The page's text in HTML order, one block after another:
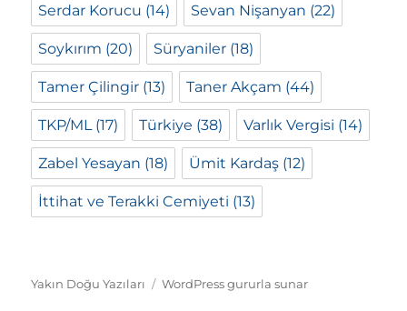
Serdar Korucu (14) Sevan Nişanyan (22)
Soykırım (20) Süryaniler (18)
Tamer Çilingir (13) Taner Akçam (44)
TKP/ML (17) Türkiye (38) Varlık Vergisi (14)
Zabel Yesayan (18) Ümit Kardaş (12)
İttihat ve Terakki Cemiyeti (13)
Yakın Doğu Yazıları WordPress gururla sunar